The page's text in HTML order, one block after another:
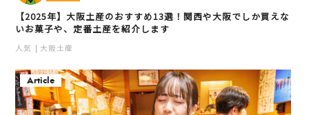
【2025年】大阪土産のおすすめ13選！関西や大阪でしか買えな
いお菓子や、定番土産を紹介します
人気 大阪土産
Article